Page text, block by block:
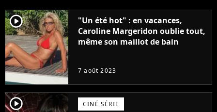
player2
"Un été hot" : en vacances,
Caroline Margeridon oublie tout,
même son maillot de bain
7 août 2023
player2 CINÉ SÉRIE